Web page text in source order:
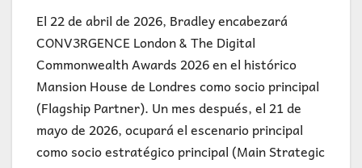
El 22 de abril de 2026, Bradley encabezará
CONV3RGENCE London & The Digital
Commonwealth Awards 2026 en el histórico
Mansion House de Londres como socio principal
(Flagship Partner). Un mes después, el 21 de
mayo de 2026, ocupará el escenario principal
como socio estratégico principal (Main Strategic